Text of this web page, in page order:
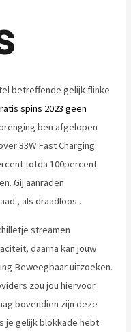
betreffende gelijk flinke
spins 2023 geen
ben afgelopen
33W Fast Charging.
totda 100percent
Gij aanraden
, als draadloos .
streamen
daarna kan jouw
Beweegbaar uitzoeken.
zou jou hiervoor
bovendien zijn deze
je gelijk blokkade hebt